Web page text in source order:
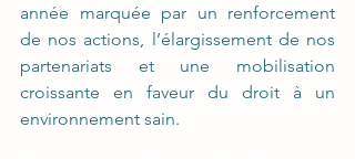
année marquée par un renforcement
de nos actions, l’élargissement de nos
partenariats et une mobilisation
croissante en faveur du droit à un
environnement sain.